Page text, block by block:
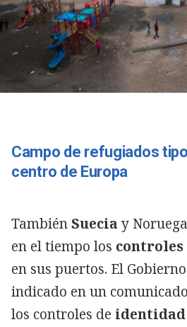
Campo de refugiados
centro de Europa
TambiénSuecia y
en el tiempo los controles
en sus puertos. El
indicado en un
los controles de identidad